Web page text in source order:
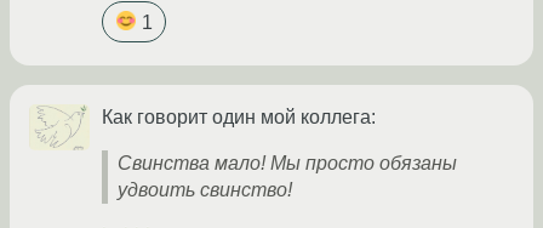
1
Как говорит один мой коллега:
Свинства мало! Мы просто обязаны
удвоить свинство!